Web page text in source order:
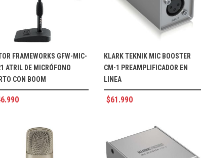
FRAMEWORKS GFW-MIC-
ATRIL DE MICRÓFONO
CON BOOM
KLARK TEKNIK MIC BOOSTER
CM-1 PREAMPLIFICADOR EN
LINEA
$61.990